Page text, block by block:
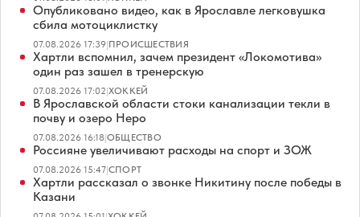
Опубликовано видео, как в Ярославле легковушка
сбила мотоциклистку
07.08.2026 17:39|ПРОИСШЕСТВИЯ
Хартли вспомнил, зачем президент «Локомотива»
один раз зашел в тренерскую
07.08.2026 17:02|ХОККЕЙ
В Ярославской области стоки канализации текли в
почву и озеро Неро
07.08.2026 16:18|ОБЩЕСТВО
Россияне увеличивают расходы на спорт и ЗОЖ
07.08.2026 15:47|СПОРТ
Хартли рассказал о звонке Никитину после победы в
Казани